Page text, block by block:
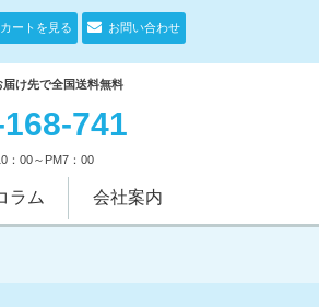
カートを見る お問い合わせ
け先で全国送料無料
741
：00～PM7：00
ラム 会社案内